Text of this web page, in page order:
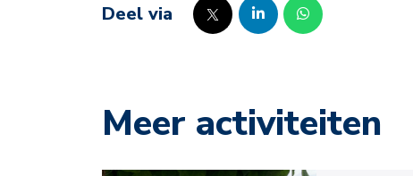
Deel via
Meer activiteiten